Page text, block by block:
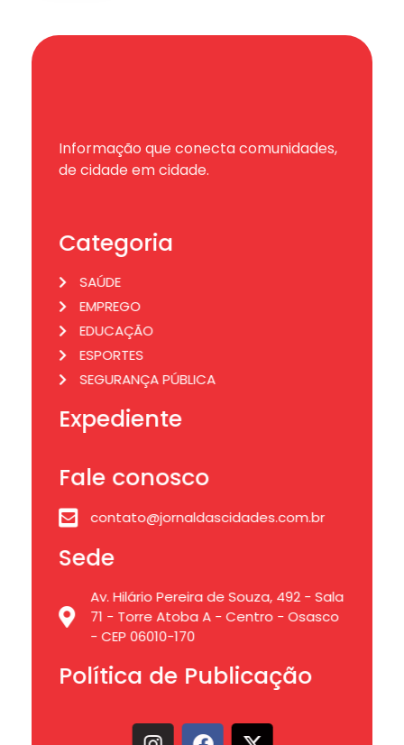
Informação que conecta comunidades,
de cidade em cidade.
Categoria
SAÚDE
EMPREGO
EDUCAÇÃO
ESPORTES
SEGURANÇA PÚBLICA
Expediente
Fale conosco
contato@jornaldascidades.com.br
Sede
Av. Hilário Pereira de Souza, 492 - Sala
71 - Torre Atoba A - Centro - Osasco
- CEP 06010-170
Política de Publicação